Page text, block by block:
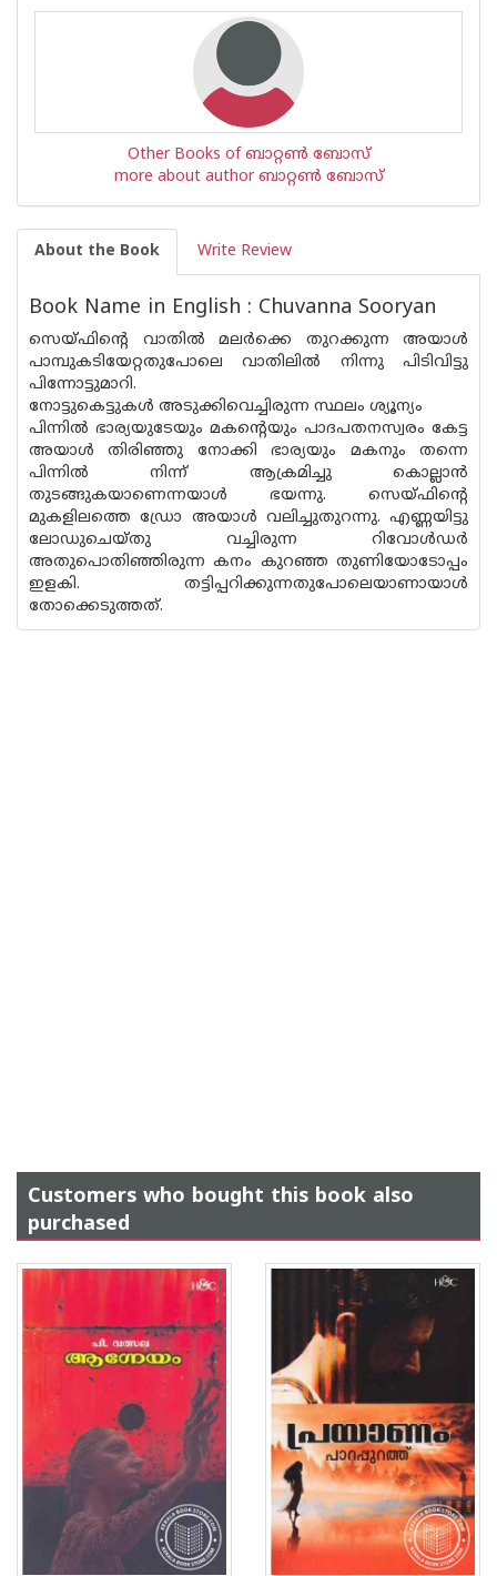
Other Books of ബാറ്റണ്‍ ബോസ്
more about author ബാറ്റണ്‍ ബോസ്
About the Book Write Review
Book Name in English : Chuvanna Sooryan
സെയ്ഫിന്റെ വാതില്‍ മലര്‍ക്കെ തുറക്കുന്ന അയാള്‍
പാമ്പുകടിയേറ്റതുപോലെ വാതിലില്‍ നിന്നു പിടിവിട്ടു
പിന്നോട്ടുമാറി.
നോട്ടുകെട്ടുകള്‍ അടുക്കിവെച്ചിരുന്ന സ്ഥലം ശ്യൂന്യം
പിന്നില്‍ ഭാര്യയുടേയും മകന്റെയും പാദപതനസ്വരം കേട്ട
അയാള്‍ തിരിഞ്ഞു നോക്കി ഭാര്യയും മകനും തന്നെ
പിന്നില്‍ നിന്ന് ആക്രമിച്ചു കൊല്ലാന്‍
തുടങ്ങുകയാണെന്നയാള്‍ ഭയന്നു. സെയ്ഫിന്റെ
മുകളിലത്തെ ഡ്രോ അയാള്‍ വലിച്ചുതുറന്നു. എണ്ണയിട്ടു
ലോഡുചെയ്തു വച്ചിരുന്ന റിവോള്‍ഡര്‍
അതുപൊതിഞ്ഞിരുന്ന കനം കുറഞ്ഞ തുണിയോടോപ്പം
ഇളകി. തട്ടിപ്പറിക്കുന്നതുപോലെയാണായാള്‍
തോക്കെടുത്തത്.
Customers who bought this book also
purchased